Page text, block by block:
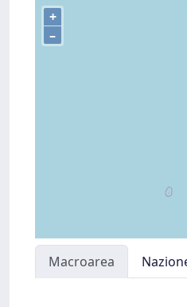
+
–
Macroarea